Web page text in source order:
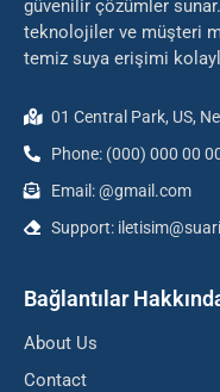
güvenilir çözümler
teknolojiler ve müşteri
temiz suya erişimi
01 Central Park, US,
Phone: (000) 000 00
Email: @gmail.com
Support:
Bağlantılar
About Us
Contact